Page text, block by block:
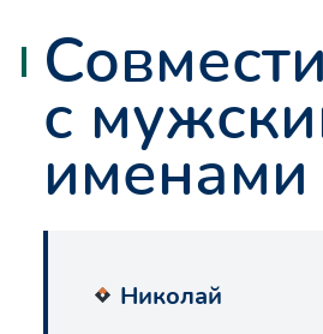
с
именами
Николай